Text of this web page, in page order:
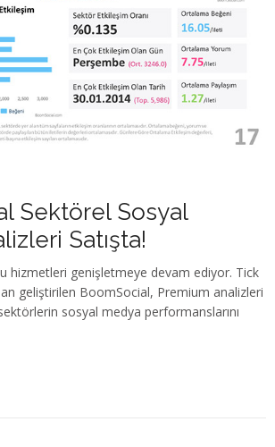
Sektörel Sosyal
Satışta!
hizmetleri genişletmeye devam ediyor. Tick
geliştirilen BoomSocial, Premium analizleri
sosyal medya performanslarını